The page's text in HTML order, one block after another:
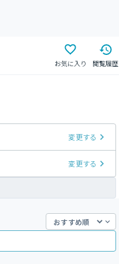
お気に入り 閲覧履歴
変更する
変更する